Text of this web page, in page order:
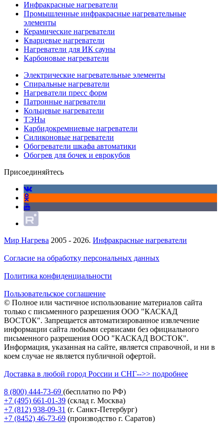
Инфракрасные нагреватели
Промышленные инфракрасные нагревательные
элементы
Керамические нагреватели
Кварцевые нагреватели
Нагреватели для ИК сауны
Карбоновые нагреватели
Электрические нагревательные элементы
Спиральные нагреватели
Нагреватели пресс форм
Патронные нагреватели
Кольцевые нагреватели
ТЭНы
Карбидокремниевые нагреватели
Силиконовые нагреватели
Обогреватели шкафа автоматики
Обогрев для бочек и еврокубов
Присоединяйтесь
Мир Нагрева 2005 - 2026. Инфракрасные нагреватели
Согласие на обработку персональных данных
Политика конфиденциальности
Пользовательское соглашение
© Полное или частичное использование материалов сайта
только с письменного разрешения ООО "КАСКАД
ВОСТОК". Запрещается автоматизированное извлечение
информации сайта любыми сервисами без официального
письменного разрешения ООО "КАСКАД ВОСТОК".
Информация, указанная на сайте, является справочной, и ни в
коем случае не является публичной офертой.
Доставка в любой город России и СНГ-->> подробнее
8 (800) 444-73-69 (бесплатно по РФ)
+7 (495) 661-01-39 (склад г. Москва)
+7 (812) 938-09-31 (г. Санкт-Петербург)
+7 (8452) 46-73-69 (производство г. Саратов)